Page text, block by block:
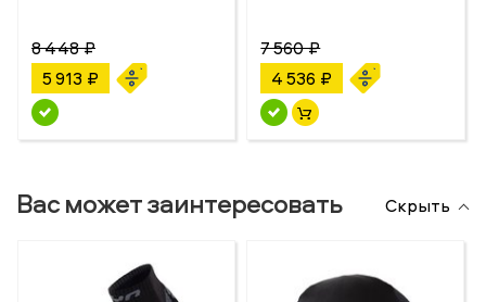
8 448 ₽
5 913 ₽
7 560 ₽
4 536 ₽
Вас может заинтересовать Скрыть